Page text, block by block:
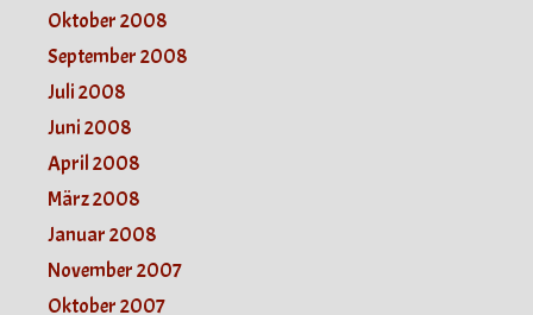
Oktober 2008
September 2008
Juli 2008
Juni 2008
April 2008
März 2008
Januar 2008
November 2007
Oktober 2007